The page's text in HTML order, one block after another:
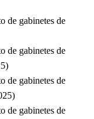
de gabinetes de
de gabinetes de
de gabinetes de
de gabinetes de